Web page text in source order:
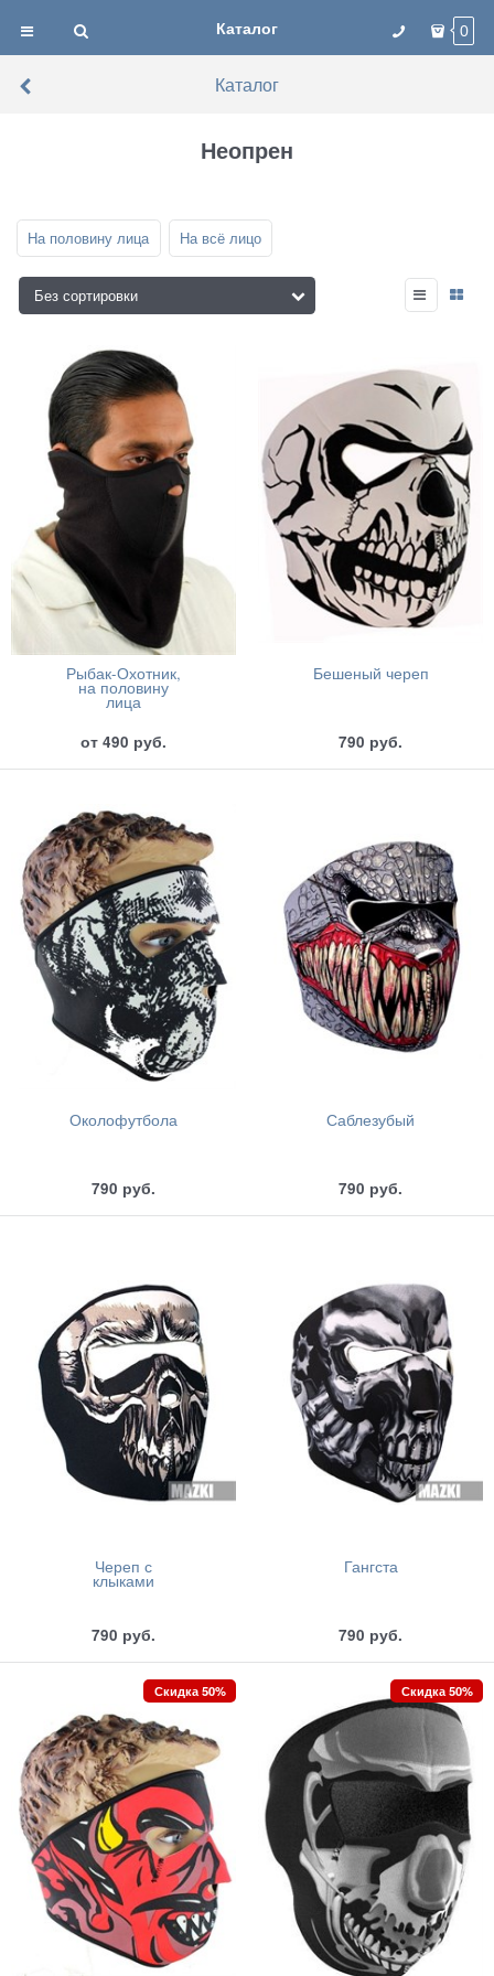
Каталог 0
Каталог
Неопрен
На половину лица На всё лицо
Рыбак-Охотник,
на половину
лица
от 490 руб.
Бешеный череп
790 руб.
Околофутбола
790 руб.
Саблезубый
790 руб.
Череп с
клыками
790 руб.
Гангста
790 руб.
Скидка 50% Скидка 50%